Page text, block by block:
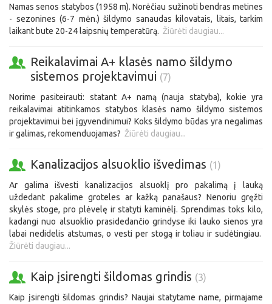
Namas senos statybos (1958 m). Norėčiau sužinoti bendras metines
- sezonines (6-7 mėn.) šildymo sanaudas kilovatais, litais, tarkim
laikant bute 20-24 laipsnių temperatūrą. Žiūrėti daugiau...
Reikalavimai A+ klasės namo šildymo
sistemos projektavimui (7)
Norime pasiteirauti: statant A+ namą (nauja statyba), kokie yra
reikalavimai atitinkamos statybos klasės namo šildymo sistemos
projektavimui bei įgyvendinimui? Koks šildymo būdas yra negalimas
ir galimas, rekomenduojamas? Žiūrėti daugiau...
Kanalizacijos alsuoklio išvedimas (1)
Ar galima išvesti kanalizacijos alsuoklį pro pakalimą į lauką
uždedant pakalime groteles ar kažką panašaus? Nenoriu gręžti
skylės stoge, pro plėvelę ir statyti kaminėlį. Sprendimas toks kilo,
kadangi nuo alsuoklio prasidedančio grindyse iki lauko sienos yra
labai nedidelis atstumas, o vesti per stogą ir toliau ir sudėtingiau.
Žiūrėti daugiau...
Kaip įsirengti šildomas grindis (3)
Kaip įsirengti šildomas grindis? Naujai statytame name, pirmajame